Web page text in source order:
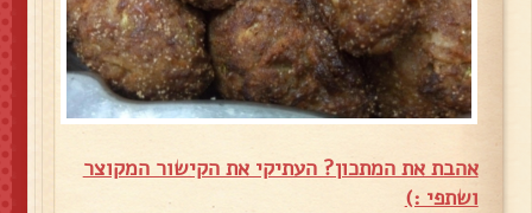
אהבת את המתכון? העתיקי את הקישור המקוצר
ושתפי :)